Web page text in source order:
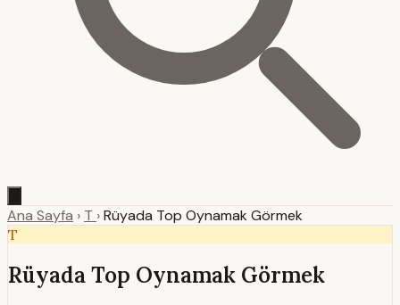
Ana Sayfa › T ›Rüyada Top Oynamak Görmek
T
Rüyada Top Oynamak Görmek